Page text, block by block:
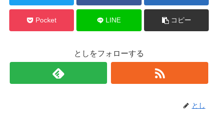
Pocket LINE コピー
としをフォローする
とし